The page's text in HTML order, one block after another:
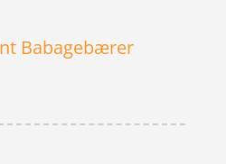
Babagebærer